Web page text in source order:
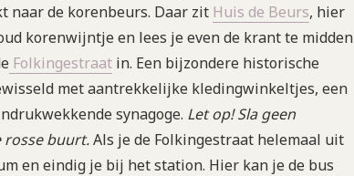
naar de korenbeurs. Daar zit Huis de Beurs, hier
korenwijntje en lees je even de krant te midden
Folkingestraat in. Een bijzondere historische
met aantrekkelijke kledingwinkeltjes, een
synagoge. Let op! Sla geen
rosse buurt.Als je de Folkingestraat helemaal uit
en eindig je bij het station. Hier kan je de bus